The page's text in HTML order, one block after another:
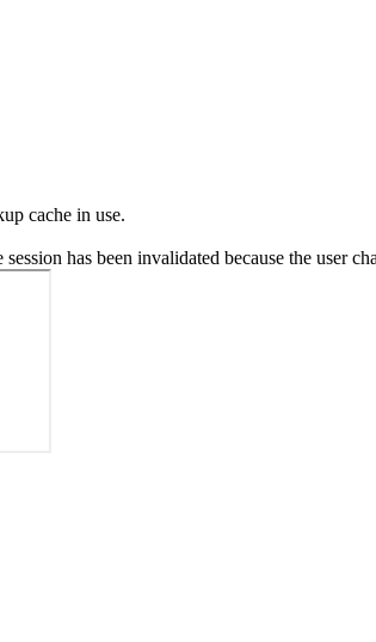
cache in use.
has been invalidated because the user